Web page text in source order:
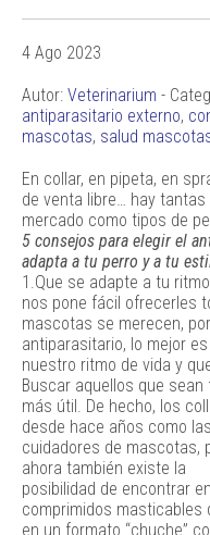
4 Ago 2023
Autor: Veterinarium -
antiparasitario externo,
mascotas, salud
En collar, en pipeta, en
de venta libre… hay
mercado como tipos de
5 consejos para elegir el
adapta a tu perro y a tu
1.Que se adapte a tu
nos pone fácil ofrecerles
mascotas se merecen,
antiparasitario, lo mejor
nuestro ritmo de vida y
Buscar aquellos que
más útil. De hecho, los
desde hace años como
cuidadores de mascotas,
ahora también existe la
posibilidad de encontrar
comprimidos masticables
en un formato “chuche”